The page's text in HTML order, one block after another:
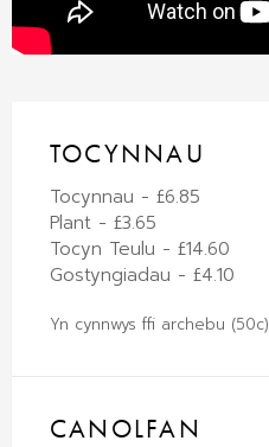
TOCYNNAU
Tocynnau - £6.85
Plant - £3.65
Tocyn Teulu - £14.60
Gostyngiadau - £4.10
Yn cynnwys ffi archebu (50c)
CANOLFAN